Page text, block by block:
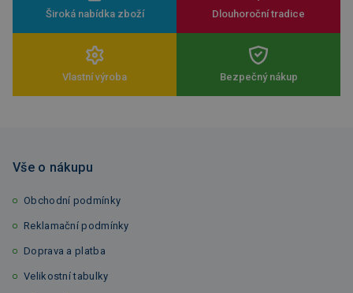
Široká nabídka zboží Dlouhoroční tradice
Vlastní výroba Bezpečný nákup
Vše o nákupu
Obchodní podmínky
Reklamační podmínky
Doprava a platba
Velikostní tabulky